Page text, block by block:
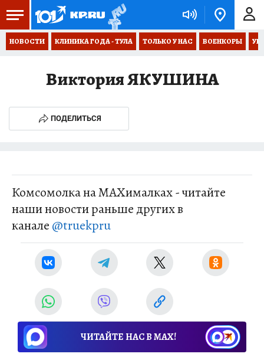
НОВОСТИ КЛИНИКА ГОДА - ТУЛА ТОЛЬКО У НАС ВОЕНКОРЫ
Виктория ЯКУШИНА
ПОДЕЛИТЬСЯ
Комсомолка на MAXималках - читайте
наши новости раньше других в
канале @truekpru
ЧИТАЙТЕ НАС В МАХ!